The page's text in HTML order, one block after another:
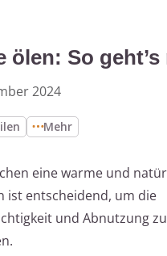
ölen: So
2024
Mehr
eine warme und
ist entscheidend, um die
und Abnutzung